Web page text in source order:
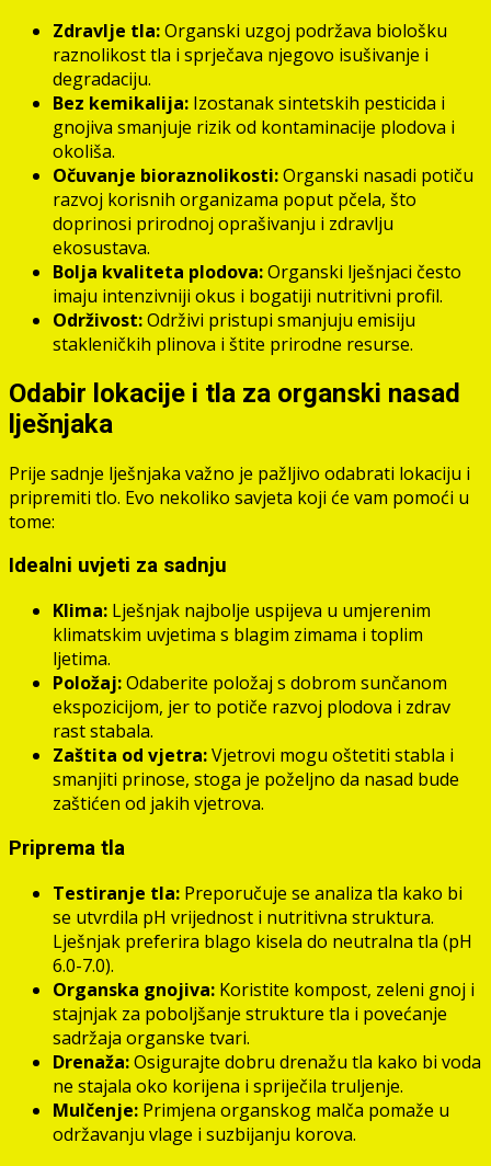
Zdravlje tla:Organski uzgoj podržava biološku
raznolikost tla i sprječava njegovo isušivanje i
degradaciju.
Bez kemikalija: Izostanak sintetskih pesticida i
gnojiva smanjuje rizik od kontaminacije plodova i
okoliša.
Očuvanje bioraznolikosti:Organski nasadi potiču
razvoj korisnih organizama poput pčela, što
doprinosi prirodnoj oprašivanju i zdravlju
ekosustava.
Bolja kvaliteta plodova:Organski lješnjaci često
imaju intenzivniji okus i bogatiji nutritivni profil.
Održivost:Održivi pristupi smanjuju emisiju
stakleničkih plinova i štite prirodne resurse.
Odabir lokacije i tla za organski nasad
lješnjaka
Prije sadnje lješnjaka važno je pažljivo odabrati lokaciju i
pripremiti tlo. Evo nekoliko savjeta koji će vam pomoći u
tome:
Idealni uvjeti za sadnju
Klima: Lješnjak najbolje uspijeva u umjerenim
klimatskim uvjetima s blagim zimama i toplim
ljetima.
Položaj:Odaberite položaj s dobrom sunčanom
ekspozicijom, jer to potiče razvoj plodova i zdrav
rast stabala.
Zaštita od vjetra:Vjetrovi mogu oštetiti stabla i
smanjiti prinose, stoga je poželjno da nasad bude
zaštićen od jakih vjetrova.
Priprema tla
Testiranje tla: Preporučuje se analiza tla kako bi
se utvrdila pH vrijednost i nutritivna struktura.
Lješnjak preferira blago kisela do neutralna tla (pH
6.0-7.0).
Organska gnojiva: Koristite kompost, zeleni gnoj i
stajnjak za poboljšanje strukture tla i povećanje
sadržaja organske tvari.
Drenaža:Osigurajte dobru drenažu tla kako bi voda
ne stajala oko korijena i spriječila truljenje.
Mulčenje: Primjena organskog malča pomaže u
održavanju vlage i suzbijanju korova.